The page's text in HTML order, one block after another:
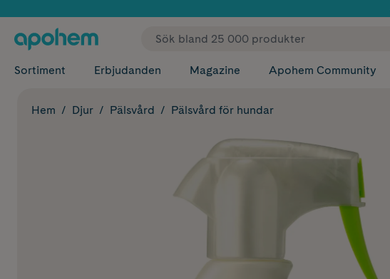
✓ Fri frakt
Sortiment Erbjudanden Magazine Apohem Community
Hem Djur Pälsvård Pälsvård för hundar